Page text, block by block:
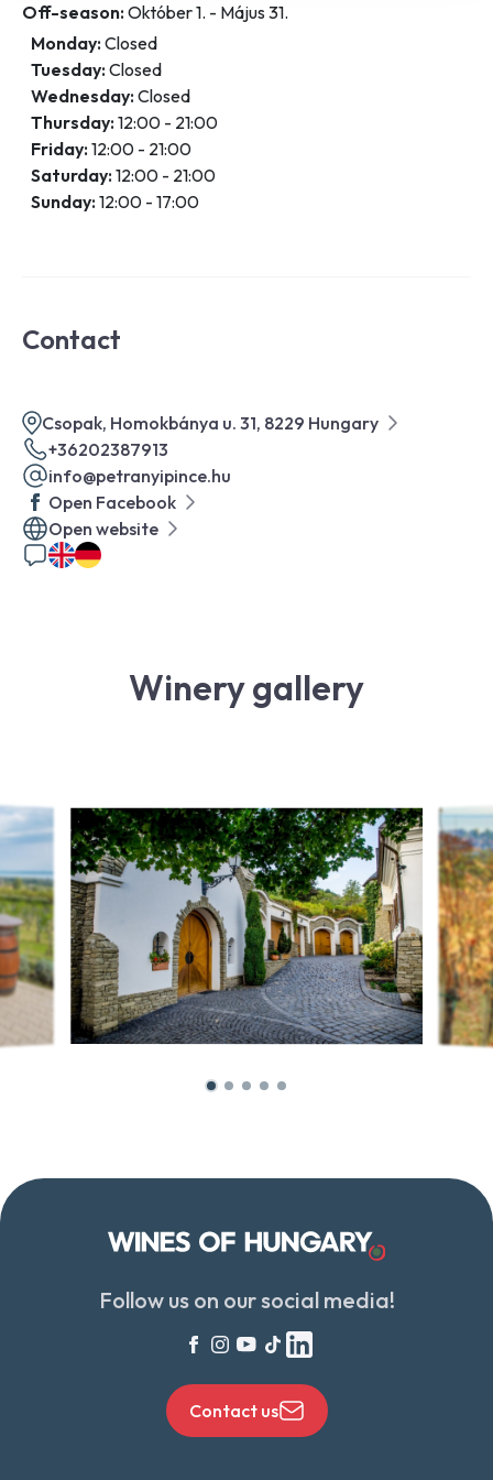
Off-season:Október 1. - Május 31.
Monday:Closed
Tuesday:Closed
Wednesday:Closed
Thursday:12:00 - 21:00
Friday:12:00 - 21:00
Saturday:12:00 - 21:00
Sunday:12:00 - 17:00
Contact
Csopak, Homokbánya u. 31, 8229 Hungary
+36202387913
info@petranyipince.hu
Open Facebook
Open website
Winery gallery
Follow us on our social media!
Contact us